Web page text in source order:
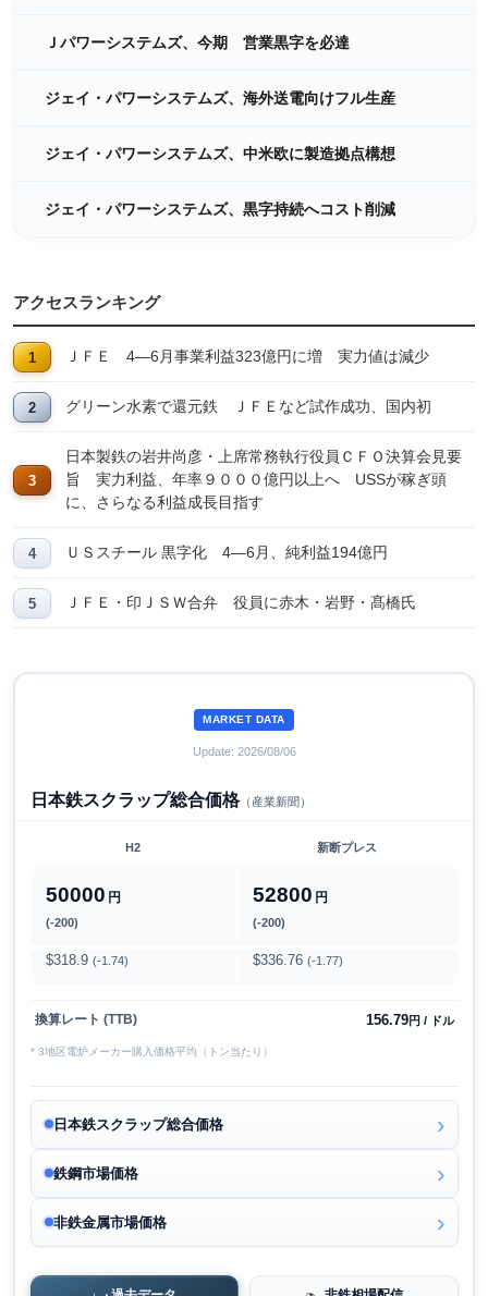
Ｊパワーシステムズ、今期 営業黒字を必達
ジェイ・パワーシステムズ、海外送電向けフル生産
ジェイ・パワーシステムズ、中米欧に製造拠点構想
ジェイ・パワーシステムズ、黒字持続へコスト削減
アクセスランキング
ＪＦＥ 4―6月事業利益323億円に増 実力値は減少
グリーン水素で還元鉄 ＪＦＥなど試作成功、国内初
日本製鉄の岩井尚彦・上席常務執行役員ＣＦＯ決算会見要
旨 実力利益、年率９０００億円以上へ USSが稼ぎ頭
に、さらなる利益成長目指す
ＵＳスチール 黒字化 4―6月、純利益194億円
ＪＦＥ・印ＪＳＷ合弁 役員に赤木・岩野・髙橋氏
MARKET DATA
Update: 2026/08/06
日本鉄スクラップ総合価格（産業新聞）
H2 新断プレス
50000 円
(-200)
52800 円
(-200)
$318.9 (-1.74) $336.76 (-1.77)
換算レート (TTB) 156.79円 / ドル
* 3地区電炉メーカー購入価格平均（トン当たり）
日本鉄スクラップ総合価格
鉄鋼市場価格
非鉄金属市場価格